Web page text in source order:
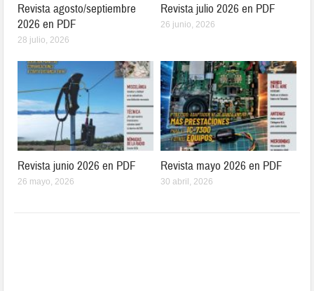
Revista agosto/septiembre
2026 en PDF
28 julio, 2026
Revista julio 2026 en PDF
26 junio, 2026
Revista junio 2026 en PDF
26 mayo, 2026
Revista mayo 2026 en PDF
30 abril, 2026